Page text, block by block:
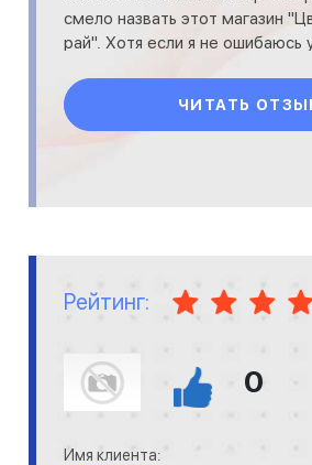
смело назвать этот магазин
рай". Хотя если я не ошибаюсь
ЧИТАТЬ
Рейтинг:
0
Имя клиента: